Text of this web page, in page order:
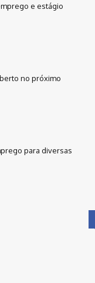
e estágio
no próximo
para diversas